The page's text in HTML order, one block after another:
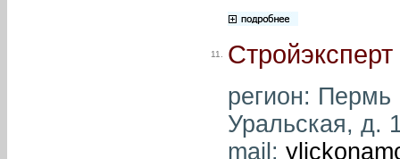
11.
регион: Пермь
Уральская, д.
mail: